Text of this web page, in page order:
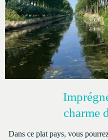
charme
Dans ce plat pays, vous